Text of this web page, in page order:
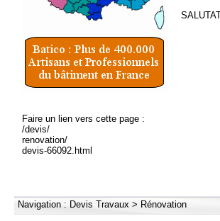
Faire un lien vers cette page :
/devis/
renovation/
devis-66092.html
Navigation : Devis Travaux > Rénovation